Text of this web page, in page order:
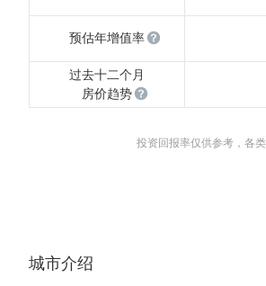
预估年增值率
过去十二个月
房价趋势
投资回报率仅供参考，各
城市介绍